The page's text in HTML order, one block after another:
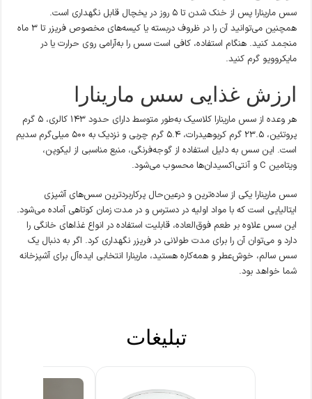
سس مارینارا پس از خنک شدن تا ۵ روز در یخچال قابل نگهداری است.
همچنین می‌توانید آن را در ظروف دربسته یا کیسه‌های مخصوص فریزر تا ۳ ماه
منجمد کنید. هنگام استفاده، کافی است سس را به‌آرامی روی حرارت یا در
مایکروویو گرم کنید.
ارزش غذایی سس مارینارا
هر وعده از سس مارینارا کلاسیک به‌طور متوسط دارای حدود ۱۴۳ کالری، ۵ گرم
پروتئین، ۲۳.۵ گرم کربوهیدرات، ۵.۴ گرم چربی و نزدیک به ۵۰۰ میلی‌گرم سدیم
است. این سس به دلیل استفاده از گوجه‌فرنگی، منبع مناسبی از لیکوپن،
ویتامین C و آنتی‌اکسیدان‌ها محسوب می‌شود.
سس مارینارا یکی از ساده‌ترین و درعین‌حال پرکاربردترین سس‌های آشپزی
ایتالیایی است که با مواد اولیه در دسترس و در مدت زمان کوتاهی آماده می‌شود.
این سس علاوه بر طعم فوق‌العاده، قابلیت استفاده در انواع غذاهای خانگی را
دارد و می‌توان آن را برای مدت طولانی در فریزر نگهداری کرد. اگر به دنبال یک
سس سالم، خوش‌عطر و همه‌کاره هستید، مارینارا انتخابی ایده‌آل برای آشپزخانه
شما خواهد بود.
تبلیغات